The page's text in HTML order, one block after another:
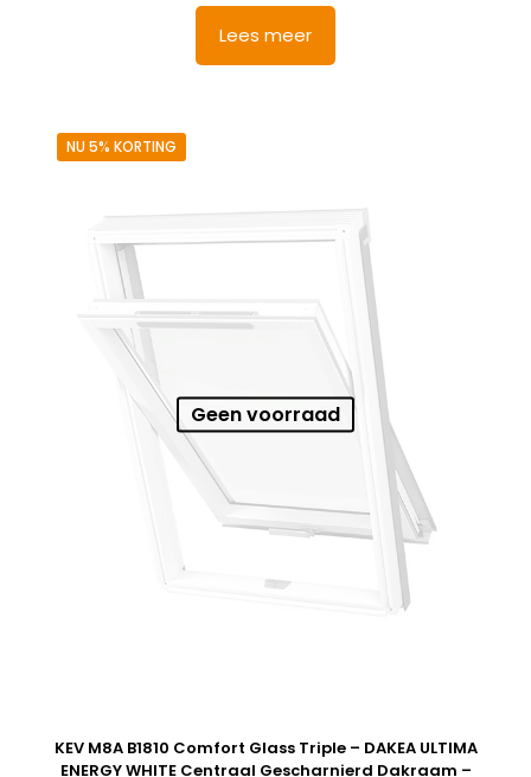
Lees meer
NU 5% KORTING
Geen voorraad
KEV M8A B1810 Comfort Glass Triple – DAKEA ULTIMA
ENERGY WHITE Centraal Gescharnierd Dakraam –